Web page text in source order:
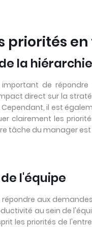
priorités
de la hiérarchie
de
direct sur la
Cependant, il est
clairement les
tâche du manager
de l'équipe
aux
au sein de
les priorités de